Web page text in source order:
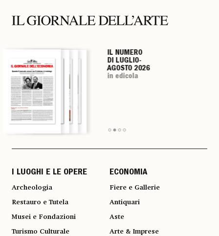
IL NUMERO
DI LUGLIO-
AGOSTO 2026
in edicola
IL NUMERO
DI LUGLIO-
AGOSTO 2026
in edicola
IL NUMERO
DI LUGLIO-
AGOSTO 2026
in edicola
IL NUMERO
DI LUGLIO-
AGOSTO 2026
in edicola
I LUOGHI E LE OPERE
Archeologia
Restauro e Tutela
Musei e Fondazioni
Turismo Culturale
ECONOMIA
Fiere e Gallerie
Antiquari
Aste
Arte & Imprese